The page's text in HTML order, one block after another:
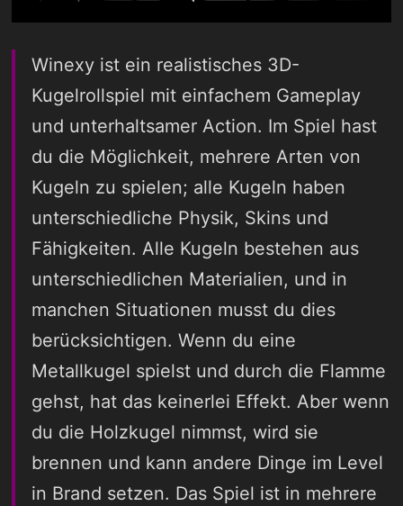
Winexy ist ein realistisches 3D-
Kugelrollspiel mit einfachem Gameplay
und unterhaltsamer Action. Im Spiel hast
du die Möglichkeit, mehrere Arten von
Kugeln zu spielen; alle Kugeln haben
unterschiedliche Physik, Skins und
Fähigkeiten. Alle Kugeln bestehen aus
unterschiedlichen Materialien, und in
manchen Situationen musst du dies
berücksichtigen. Wenn du eine
Metallkugel spielst und durch die Flamme
gehst, hat das keinerlei Effekt. Aber wenn
du die Holzkugel nimmst, wird sie
brennen und kann andere Dinge im Level
in Brand setzen. Das Spiel ist in mehrere